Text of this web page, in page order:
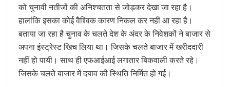
को चुनावी नतीजों की अनिश्चतता से जोड़कर देखा जा रहा है।
हालांकि इसका कोई वैश्विक कारण निकल कर नहीं आ रहा है।
बताया जा रहा है चुनाव के चलते देश के अंदर के निवेशकों ने बाजार से
अपना इंस्ट्रेस्ट खिच लिया था। जिसके चलते बाजार में खरीददारी
नहीं हो पायी। साथ ही एफआईआई लगातार बिकवाली करते रहे।
जिसके चलते बाजार में दबाव की स्थिति निर्मित हो गई।